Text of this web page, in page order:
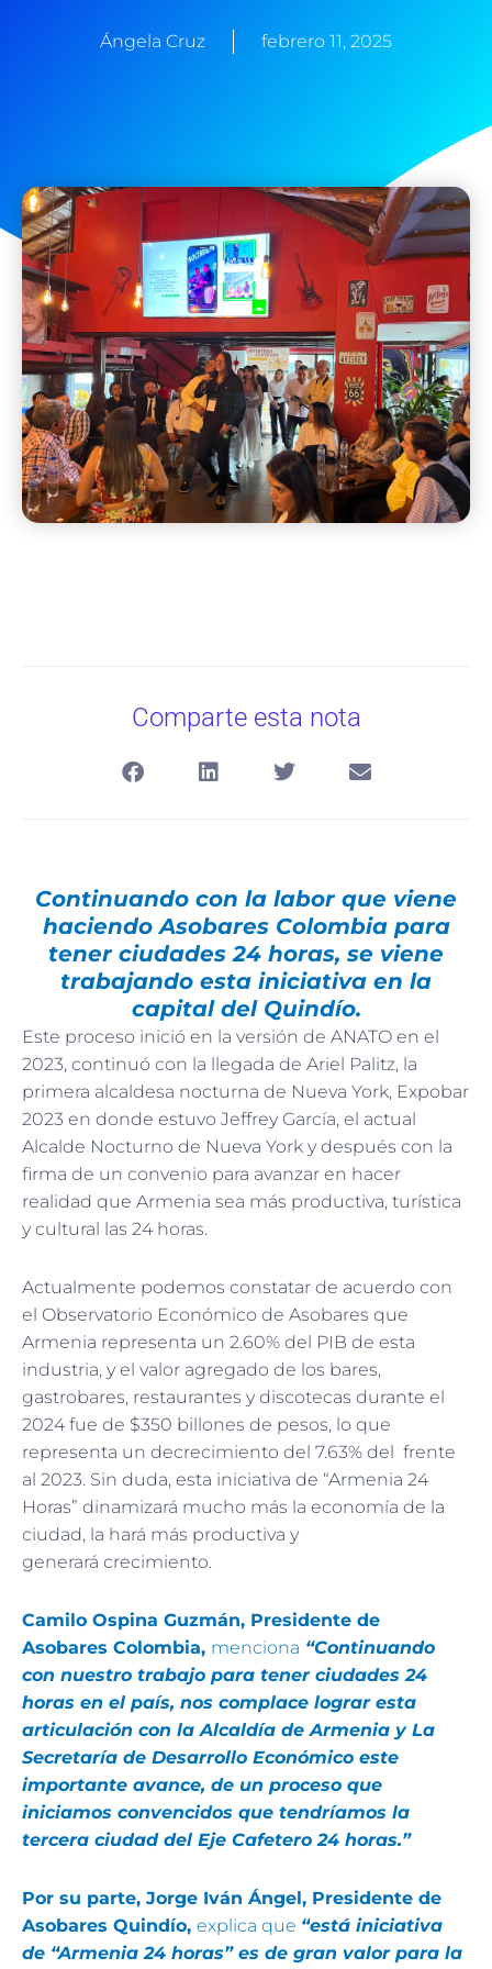
Ángela Cruz febrero 11, 2025
Comparte esta nota
Continuando con la labor que viene
haciendo Asobares Colombia para
tener ciudades 24 horas, se viene
trabajando esta iniciativa en la
capital del Quindío.
Este proceso inició en la versión de ANATO en el
2023, continuó con la llegada de Ariel Palitz, la
primera alcaldesa nocturna de Nueva York, Expobar
2023 en donde estuvo Jeffrey García, el actual
Alcalde Nocturno de Nueva York y después con la
firma de un convenio para avanzar en hacer
realidad que Armenia sea más productiva, turística
y cultural las 24 horas.
Actualmente podemos constatar de acuerdo con
el Observatorio Económico de Asobares que
Armenia representa un 2.60% del PIB de esta
industria, y el valor agregado de los bares,
gastrobares, restaurantes y discotecas durante el
2024 fue de $350 billones de pesos, lo que
representa un decrecimiento del 7.63% del frente
al 2023. Sin duda, esta iniciativa de “Armenia 24
Horas” dinamizará mucho más la economía de la
ciudad, la hará más productiva y
generará crecimiento.
Camilo Ospina Guzmán, Presidente de
Asobares Colombia, menciona “Continuando
con nuestro trabajo para tener ciudades 24
horas en el país, nos complace lograr esta
articulación con la Alcaldía de Armenia y La
Secretaría de Desarrollo Económico este
importante avance, de un proceso que
iniciamos convencidos que tendríamos la
tercera ciudad del Eje Cafetero 24 horas.”
Por su parte, Jorge Iván Ángel, Presidente de
Asobares Quindío, explica que “está iniciativa
de “Armenia 24 horas” es de gran valor para la